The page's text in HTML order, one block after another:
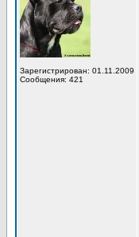
Зарегистрирован: 01.11.2009
Сообщения: 421